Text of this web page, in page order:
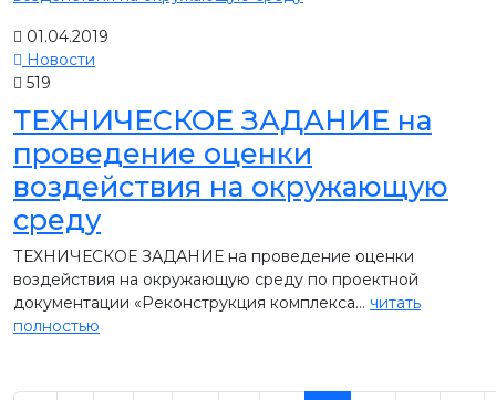
01.04.2019
Новости
519
ТЕХНИЧЕСКОЕ ЗАДАНИЕ на
проведение оценки
воздействия на окружающую
среду
ТЕХНИЧЕСКОЕ ЗАДАНИЕ на проведение оценки
воздействия на окружающую среду по проектной
документации «Реконструкция комплекса... читать
полностью